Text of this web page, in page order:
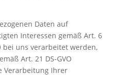
Daten auf
Interessen gemäß Art. 6
bei uns verarbeitet werden,
Art. 21 DS-GVO
Verarbeitung Ihrer